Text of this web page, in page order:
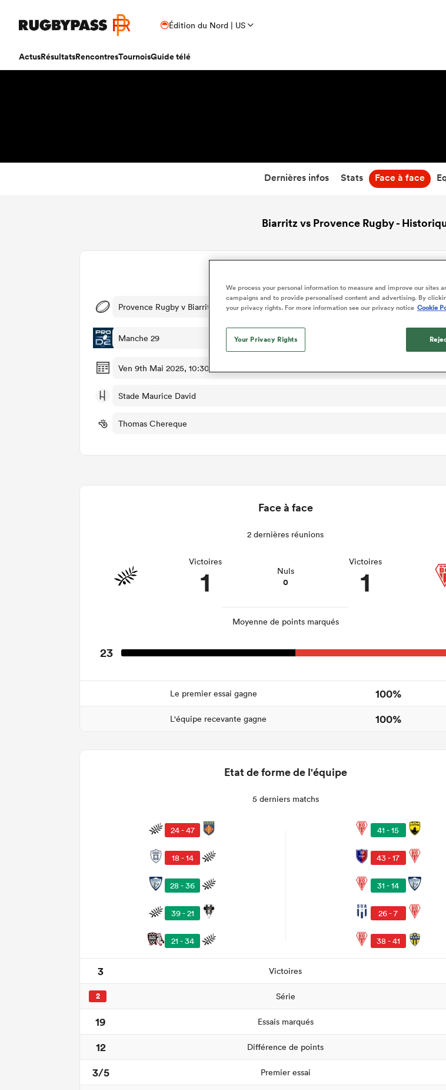
Édition du Nord | US
ActusRésultatsRencontresTournoisGuide télé
Dernières infos Stats Face à face
Biarritz vs Provence Rugby -
Provence Rugby v Biarritz
Manche 29
Ven 9th Mai 2025, 10:30am PDT
Stade Maurice David
Thomas Chereque
Face à face
2 dernières réunions
Victoires
1 Nuls
0
Victoires
1
Moyenne de points marqués
23
Le premier essai gagne 100%
L'équipe recevante gagne 100%
Etat de forme de l'équipe
5 derniers matchs
24 - 47
18 - 14
28 - 36
39 - 21
21 - 34
41 - 15
43 - 17
31 - 14
26 - 7
38 - 41
3 Victoires
2 Série
19 Essais marqués
12
Différence de points
3/5
Premier essai
We process your personal information to measure and improve our sites
campaigns and to provide personalised content and advertising. By
your privacy rights. For more information see our privacy notice Cookie
Your Privacy Rights